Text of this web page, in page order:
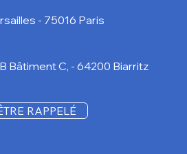
- 75016 Paris
Bâtiment C, - 64200 Biarritz
RAPPELÉ